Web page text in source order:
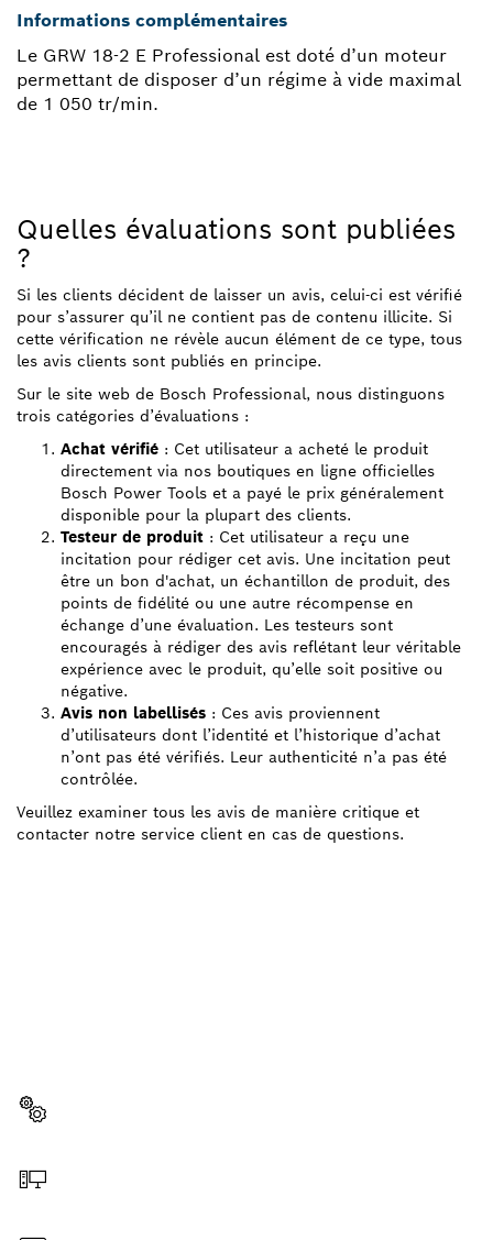
Informations complémentaires
Le GRW 18-2 E Professional est doté d’un moteur
permettant de disposer d’un régime à vide maximal
de 1 050 tr/min.
Quelles évaluations sont publiées
?
Si les clients décident de laisser un avis, celui-ci est vérifié
pour s’assurer qu’il ne contient pas de contenu illicite. Si
cette vérification ne révèle aucun élément de ce type, tous
les avis clients sont publiés en principe.
Sur le site web de Bosch Professional, nous distinguons
trois catégories d’évaluations :
Achat vérifié : Cet utilisateur a acheté le produit
directement via nos boutiques en ligne officielles
Bosch Power Tools et a payé le prix généralement
disponible pour la plupart des clients.
Testeur de produit : Cet utilisateur a reçu une
incitation pour rédiger cet avis. Une incitation peut
être un bon d'achat, un échantillon de produit, des
points de fidélité ou une autre récompense en
échange d’une évaluation. Les testeurs sont
encouragés à rédiger des avis reflétant leur véritable
expérience avec le produit, qu’elle soit positive ou
négative.
Avis non labellisés : Ces avis proviennent
d’utilisateurs dont l’identité et l’historique d’achat
n’ont pas été vérifiés. Leur authenticité n’a pas été
contrôlée.
Veuillez examiner tous les avis de manière critique et
contacter notre service client en cas de questions.